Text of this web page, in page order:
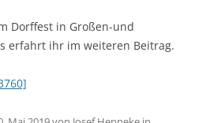
Dorffest in Großen-und
erfahrt ihr im weiteren Beitrag.